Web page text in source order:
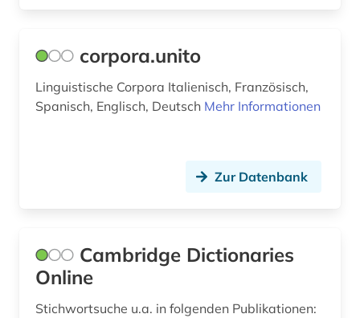
corpora.unito
Linguistische Corpora Italienisch, Französisch,
Spanisch, Englisch, Deutsch Mehr Informationen
Zur Datenbank
Cambridge Dictionaries
Online
Stichwortsuche u.a. in folgenden Publikationen: